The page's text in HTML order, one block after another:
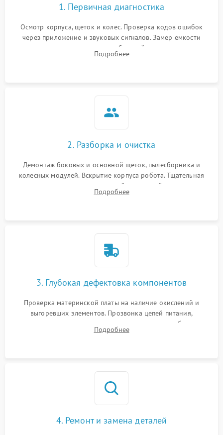
1. Первичная диагностика
Осмотр корпуса, щеток и колес. Проверка кодов ошибок
через приложение и звуковых сигналов. Замер емкости
аккумулятора и тестирование базовой станции зарядки.
Оценка работы лидара, бампера и датчиков падения для
Подробнее
2. Разборка и очистка
Демонтаж боковых и основной щеток, пылесборника и
колесных модулей. Вскрытие корпуса робота. Тщательная
очистка внутренних полостей, шестерней и плат от
скопившейся пыли, волос и шерсти животных с
Подробнее
3. Глубокая дефектовка компонентов
Проверка материнской платы на наличие окислений и
выгоревших элементов. Прозвонка цепей питания,
тестирование приводных моторов колес и турбины
всасывания. Оценка состояния оптических и инфракрасных
Подробнее
4. Ремонт и замена деталей